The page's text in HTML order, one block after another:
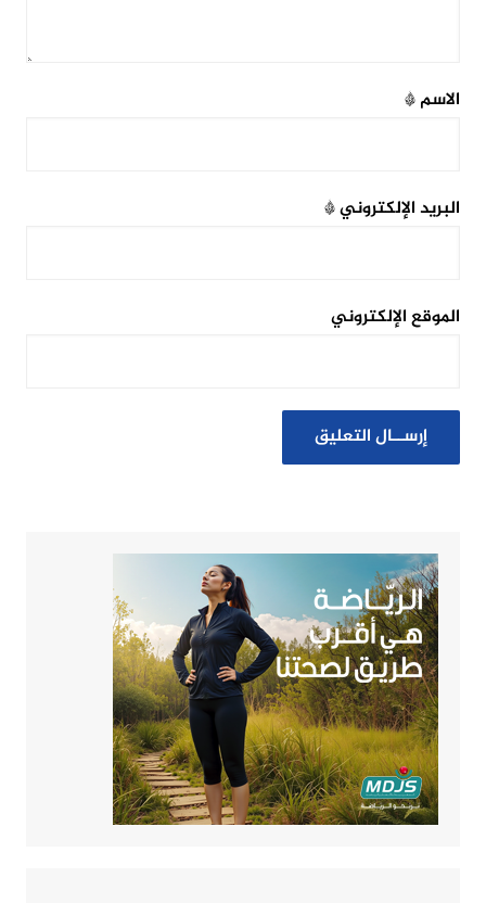
الاسم*
البريد الإلكتروني*
الموقع الإلكتروني